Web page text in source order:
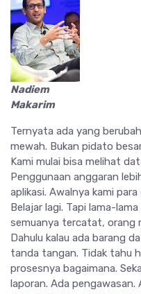
Nadiem
Makarim
Ternyata ada yang
mewah. Bukan pidato
Kami mulai bisa melihat
Penggunaan anggaran
aplikasi. Awalnya kami
Belajar lagi. Tapi lama-
semuanya tercatat, orang
Dahulu kalau ada barang
tanda tangan. Tidak tahu
prosesnya bagaimana.
laporan. Ada